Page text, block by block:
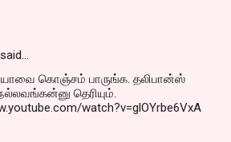
said…
கொஞ்சம் பாருங்க. தலிபான்ஸ்
தெரியும்.
watch?v=glOYrbe6VxA